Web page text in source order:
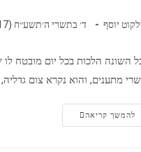
יוסף ד׳ בתשרי ה׳תשע״ח (24/09/2017)
השונה הלכות בכל יום מובטח
מתענים, והוא נקרא צום
להמשך קריאה